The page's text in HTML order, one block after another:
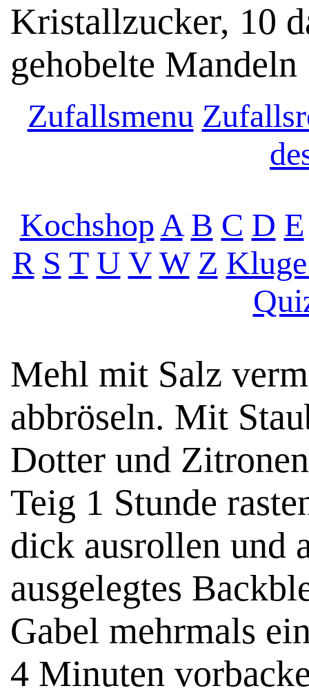
Kristallzucker, 10
gehobelte Mandeln
Zufallsmenu
KochshopA B C D E
R S T U V W Z
Mehl mit Salz
abbröseln. Mit
Dotter und
Teig 1 Stunde
dick ausrollen und
ausgelegtes
Gabel mehrmals
4 Minuten